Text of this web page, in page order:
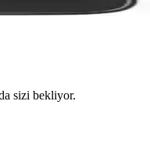
sizi bekliyor.